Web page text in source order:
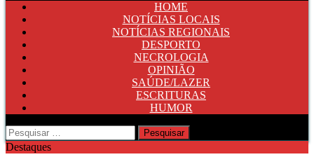
HOME
NOTÍCIAS LOCAIS
NOTÍCIAS REGIONAIS
DESPORTO
NECROLOGIA
OPINIÃO
SAÚDE/LAZER
ESCRITURAS
HUMOR
Pesquisar
por:
Destaques